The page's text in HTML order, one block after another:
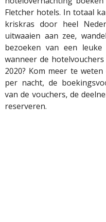
Fletcher hotels. In totaal
kriskras door heel
uitwaaien aan zee,
bezoeken van een leuke
wanneer de
2020? Kom meer te
per nacht, de
van de vouchers, de
reserveren.